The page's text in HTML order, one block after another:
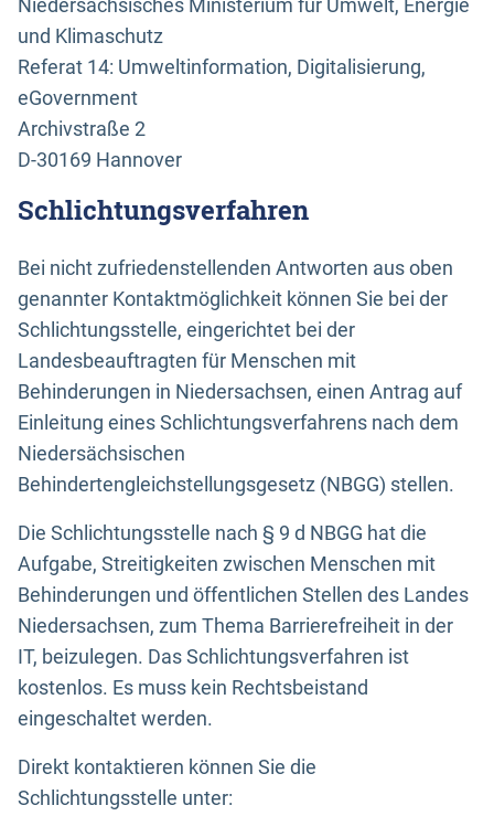
Niedersächsisches Ministerium für Umwelt, Energie
und Klimaschutz
Referat 14: Umweltinformation, Digitalisierung,
eGovernment
Archivstraße 2
D-30169 Hannover
Schlichtungsverfahren
Bei nicht zufriedenstellenden Antworten aus oben
genannter Kontaktmöglichkeit können Sie bei der
Schlichtungsstelle, eingerichtet bei der
Landesbeauftragten für Menschen mit
Behinderungen in Niedersachsen, einen Antrag auf
Einleitung eines Schlichtungsverfahrens nach dem
Niedersächsischen
Behindertengleichstellungsgesetz (NBGG) stellen.
Die Schlichtungsstelle nach § 9 d NBGG hat die
Aufgabe, Streitigkeiten zwischen Menschen mit
Behinderungen und öffentlichen Stellen des Landes
Niedersachsen, zum Thema Barrierefreiheit in der
IT, beizulegen. Das Schlichtungsverfahren ist
kostenlos. Es muss kein Rechtsbeistand
eingeschaltet werden.
Direkt kontaktieren können Sie die
Schlichtungsstelle unter: